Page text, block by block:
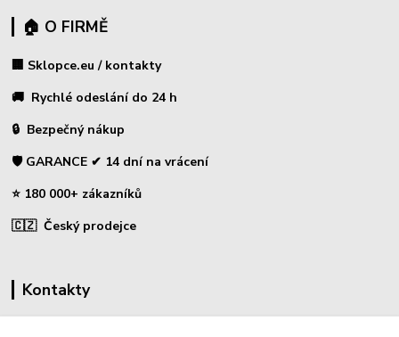
🏠 O FIRMĚ
🏢 Sklopce.eu / kontakty
🚚 Rychlé odeslání do 24 h
🔒 Bezpečný nákup
🛡️ GARANCE ✔ 14 dní na vrácení
⭐ 180 000+ zákazníků
🇨🇿 Český prodejce
Kontakty